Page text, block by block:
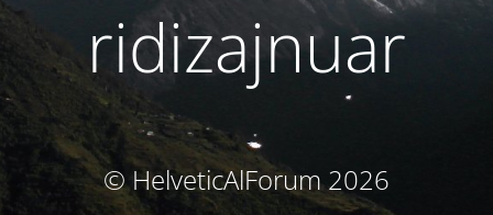
ridizajnuar
© HelveticAlForum 2026